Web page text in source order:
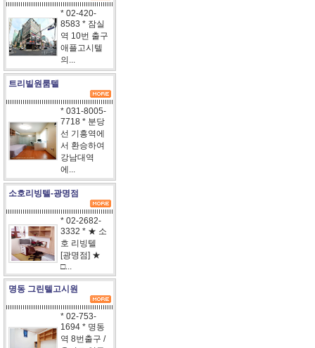
* 02-420-
8583 * 잠실
역 10번 출구
애플고시텔
의...
트리빌원룸텔
* 031-8005-
7718 * 분당
선 기흥역에
서 환승하여
강남대역
에...
소호리빙텔-광명점
* 02-2682-
3332 * ★ 소
호 리빙텔
[광명점] ★
□...
명동 그린텔고시원
* 02-753-
1694 * 명동
역 8번출구 /